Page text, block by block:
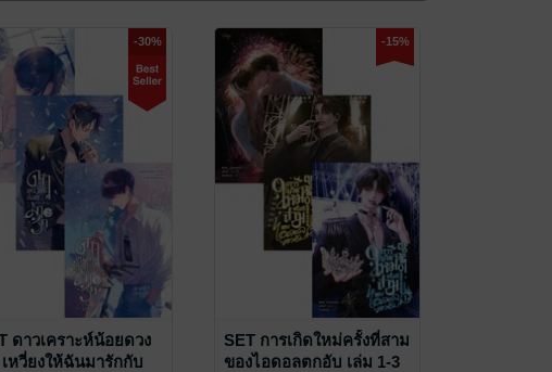
-30%
ดาวเคราะห์น้อยดวง
หวี่ยงให้ฉันมารักกับ
-15%
SET การเกิดใหม่ครั้งที่สาม
ของไอดอลตกอับ เล่ม 1-3